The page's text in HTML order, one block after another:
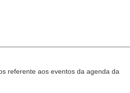
Abertos
referente aos eventos da agenda da